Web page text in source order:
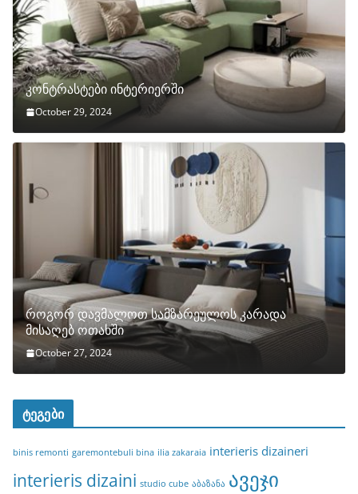
კონტრასტები ინტერიერში
October 29, 2024
როგორ დავმალოთ სამზარეულოს კარადა
მისაღებ ოთახში
October 27, 2024
ტეგები
binis remonti garemontebuli bina ilia zakaraia interieris dizaineri
interieris dizaini studio cube აბაზანა ავეჯი